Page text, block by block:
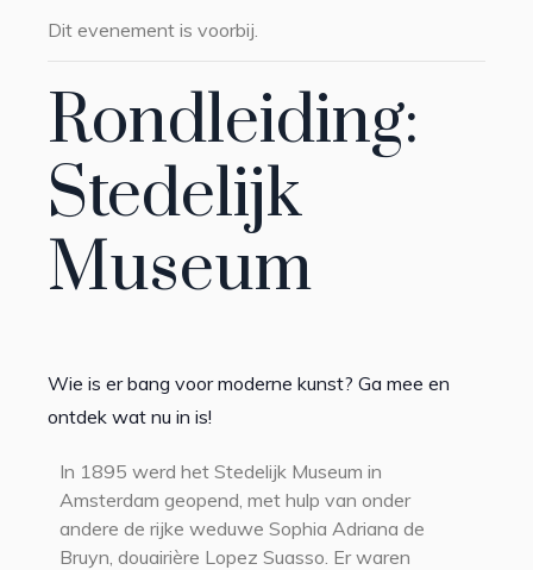
Dit evenement is voorbij.
Rondleiding:
Stedelijk
Museum
Wie is er bang voor moderne kunst? Ga mee en
ontdek wat nu in is!
In 1895 werd het Stedelijk Museum in
Amsterdam geopend, met hulp van onder
andere de rijke weduwe Sophia Adriana de
Bruyn, douairière Lopez Suasso. Er waren